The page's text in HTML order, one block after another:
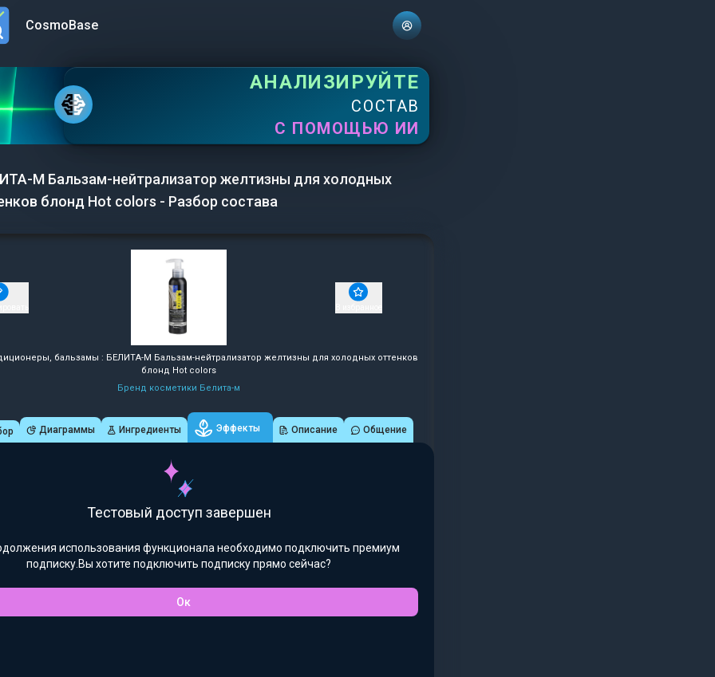
menuCosmoBase
АНАЛИЗИРУЙТЕ
СОСТАВ
С ПОМОЩЬЮ ИИ
М Бальзам-нейтрализатор желтизны для холодных
блонд Hot colors - Разбор состава
бальзамы : БЕЛИТА-М Бальзам-нейтрализатор желтизны для холодных оттенков
блонд Hot colors
Бренд косметики Белита-м
Диаграммы Ингредиенты Эффекты Описание Общение
Тестовый доступ завершен
использования функционала необходимо подключить премиум
подписку.Вы хотите подключить подписку прямо сейчас?
Ок